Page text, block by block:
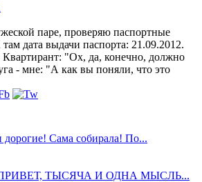
паре, проверяю паспортные
дата выдачи паспорта: 21.09.2012.
"Ох, да, конечно, должно
- мне: "А как вы поняли, что это
дорогие! Сама собирала! По...
ПРИВЕТ, ТЫСЯЧА И ОДНА МЫСЛЬ...